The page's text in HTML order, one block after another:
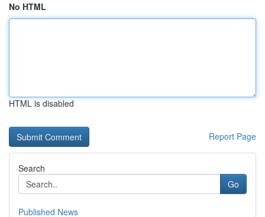
No HTML
HTML is disabled
Report Page
Search
Go
Published News